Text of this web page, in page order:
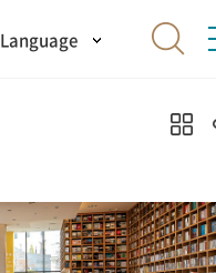
Language